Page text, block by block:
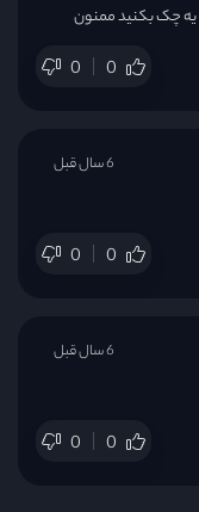
یه چک بکنید ممنون
0 0
0 0
6 سال قبل
0 0
6 سال قبل